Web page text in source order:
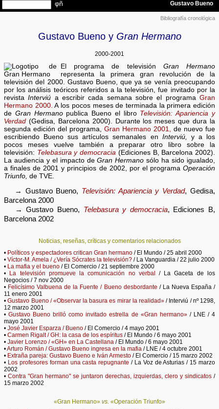
Bibliografía cronológica
Gustavo Bueno y Gran Hermano
2000-2001
El programa de televisión Gran Hermano
representa la primera gran revolución de la
televisión del 2000. Gustavo Bueno, que ya se venía preocupando
por los análisis teóricos referidos a la televisión, fue invitado por la
revistaInterviú a escribir cada semana sobre el programa Gran
Hermano 2000. A los pocos meses de terminada la primera edición
de Gran Hermanopublica Bueno el libro Televisión: Apariencia y
Verdad (Gedisa, Barcelona 2000). Durante los meses que dura la
segunda edición del programa,Gran Hermano 2001,
de nuevo fue
escribiendo Bueno sus artículos semanales en Interviú,
y a los
pocos meses vuelve también a preparar otro libro sobre la
televisión: Telebasura y democracia (Ediciones B, Barcelona 2002).
La audiencia y el impacto deGran Hermano sólo ha sido igualado,
a finales de 2001 y principios de 2002, por el programa Operación
Triunfo, de TVE.
→ Gustavo Bueno, Televisión: Apariencia y Verdad, Gedisa,
Barcelona 2000
→ Gustavo Bueno, Telebasura y democracia, Ediciones B,
Barcelona 2002
Noticias, reseñas, críticas y comentarios relacionados
• Políticos y espectadores critican Gran hermano / El Mundo / 25 abril 2000
•Víctor-M. Amela / ¿Vería Sócrates la televisión? / La Vanguardia / 22 julio 2000
• La mafia y el bueno / El Comercio / 21 septiembre 2000
•
La televisión promueve la comunicación no verbal
/ La Gaceta de los
Negocios / 7 nov 2000
• Felicísimo Valbuena de la Fuente / Bueno desbordante / La Nueva España /
11 enero 2001
•Gustavo Bueno / «Observar la basura es mirar la realidad»/ Interviú / nº 1298,
12 marzo 2001
•Gustavo Bueno brilló como invitado estrella de «Gran hermano»/ LNE / 4
mayo 2001
•José Javier Esparza / Bueno / El Comercio / 4 mayo 2001
•Carmen Rigalt / GH: la casa de los espíritus / El Mundo / 6 mayo 2001
•Javier Lorenzo / «GH» en La Castellana / El Mundo / 6 mayo 2001
•Arturo Román / Gustavo Bueno ingresa en la mafia / LNE / 4 octubre 2001
• Extraña pareja: Gustavo Bueno e Iván Armesto / El Comercio / 15 marzo 2002
• Los profesores forman una casta repugnante / La Voz de Asturias / 15 marzo
2002
•Contra "Gran hermano" se juntaron derechas, izquierdas, clero y sindicatos/
15 marzo 2002
«Gran Hermano» vs. «Operación Triunfo»